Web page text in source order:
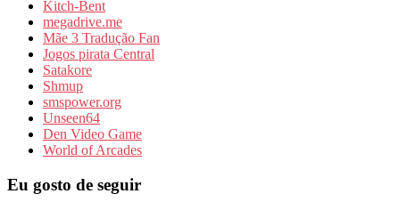
Kitch-Bent
megadrive.me
Mãe 3 Tradução Fan
Jogos pirata Central
Satakore
Shmup
smspower.org
Unseen64
Den Video Game
World of Arcades
Eu gosto de seguir